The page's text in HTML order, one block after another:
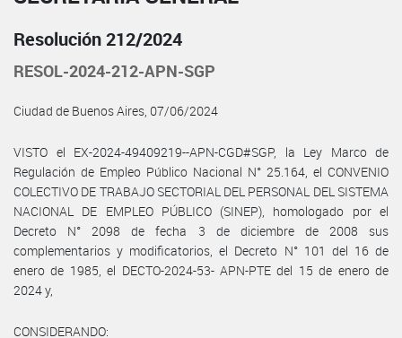
Resolución 212/2024
RESOL-2024-212-APN-SGP
Ciudad de Buenos Aires, 07/06/2024
VISTO el EX-2024-49409219--APN-CGD#SGP, la Ley Marco de
Regulación de Empleo Público Nacional N° 25.164, el CONVENIO
COLECTIVO DE TRABAJO SECTORIAL DEL PERSONAL DEL SISTEMA
NACIONAL DE EMPLEO PÚBLICO (SINEP), homologado por el
Decreto N° 2098 de fecha 3 de diciembre de 2008 sus
complementarios y modificatorios, el Decreto N° 101 del 16 de
enero de 1985, el DECTO-2024-53- APN-PTE del 15 de enero de
2024 y,
CONSIDERANDO: